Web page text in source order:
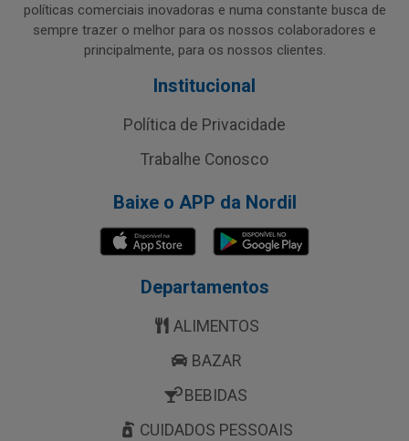
políticas comerciais inovadoras e numa constante busca de
sempre trazer o melhor para os nossos colaboradores e
principalmente, para os nossos clientes.
Institucional
Política de Privacidade
Trabalhe Conosco
Baixe o APP da Nordil
Departamentos
ALIMENTOS
BAZAR
BEBIDAS
CUIDADOS PESSOAIS